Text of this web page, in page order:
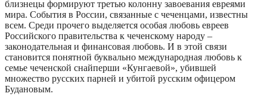
близнецы формируют третью колонну завоевания евреями
мира. События в России, связанные с чеченцами, известны
всем. Среди прочего выделяется особая любовь евреев
Российского правительства к чеченскому народу –
законодательная и финансовая любовь. И в этой связи
становится понятной буквально международная любовь к
семье чеченской снайперши «Кунгаевой», убившей
множество русских парней и убитой русским офицером
Будановым.